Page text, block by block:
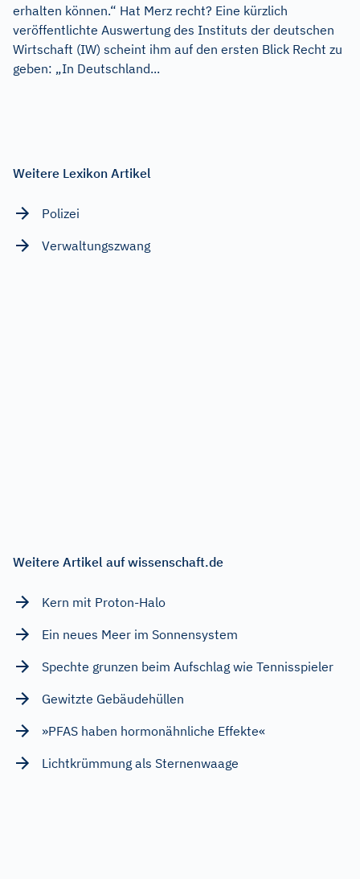
erhalten können.“ Hat Merz recht? Eine kürzlich
veröffentlichte Auswertung des Instituts der deutschen
Wirtschaft (IW) scheint ihm auf den ersten Blick Recht zu
geben: „In Deutschland...
Weitere Lexikon Artikel
Polizei
Verwaltungszwang
Weitere Artikel auf wissenschaft.de
Kern mit Proton-Halo
Ein neues Meer im Sonnensystem
Spechte grunzen beim Aufschlag wie Tennisspieler
Gewitzte Gebäudehüllen
»PFAS haben hormonähnliche Effekte«
Lichtkrümmung als Sternenwaage